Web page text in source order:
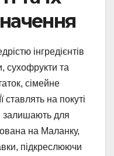
інгредієнтів
сухофрукти та
сімейне
ставлять на покуті
залишають для
на Маланку,
підкреслюючи